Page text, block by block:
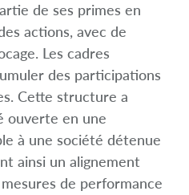
de ses primes en
actions, avec de
Les cadres
des participations
Cette structure a
ouverte en une
à une société détenue
ainsi un alignement
de performance